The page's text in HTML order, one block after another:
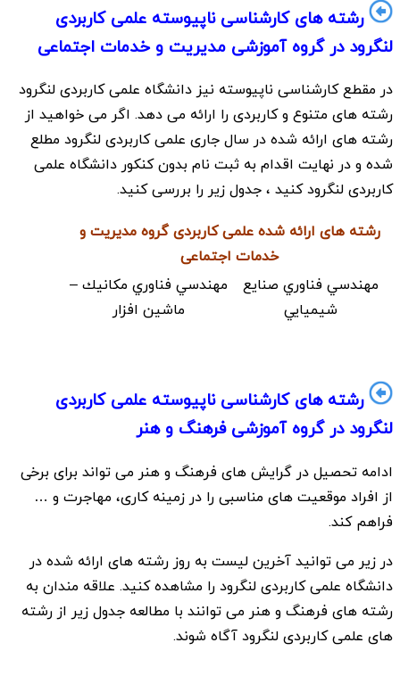
رشته های کارشناسی ناپیوسته علمی کاربردی
لنگرود در گروه آموزشی مدیریت و خدمات اجتماعی
در مقطع کارشناسی ناپیوسته نیز دانشگاه علمی کاربردی لنگرود
رشته های متنوع و کاربردی را ارائه می دهد. اگر می خواهید از
رشته های ارائه شده در سال جاری علمی کاربردی لنگرود مطلع
شده و در نهایت اقدام به ثبت نام بدون کنکور دانشگاه علمی
کاربردی لنگرود کنید ، جدول زیر را بررسی کنید.
رشته های ارائه شده علمی کاربردی گروه مدیریت و
خدمات اجتماعی
مهندسي فناوري صنايع
شيميايي
مهندسي فناوري مكانيك –
ماشين افزار
رشته های کارشناسی ناپیوسته علمی کاربردی
لنگرود در گروه آموزشی فرهنگ و هنر
ادامه تحصیل در گرایش های فرهنگ و هنر می تواند برای برخی
از افراد موقعیت های مناسبی را در زمینه کاری، مهاجرت و …
فراهم کند.
در زیر می توانید آخرین لیست به روز رشته های ارائه شده در
دانشگاه علمی کاربردی لنگرود را مشاهده کنید. علاقه مندان به
رشته های فرهنگ و هنر می توانند با مطالعه جدول زیر از رشته
های علمی کاربردی لنگرود آگاه شوند.